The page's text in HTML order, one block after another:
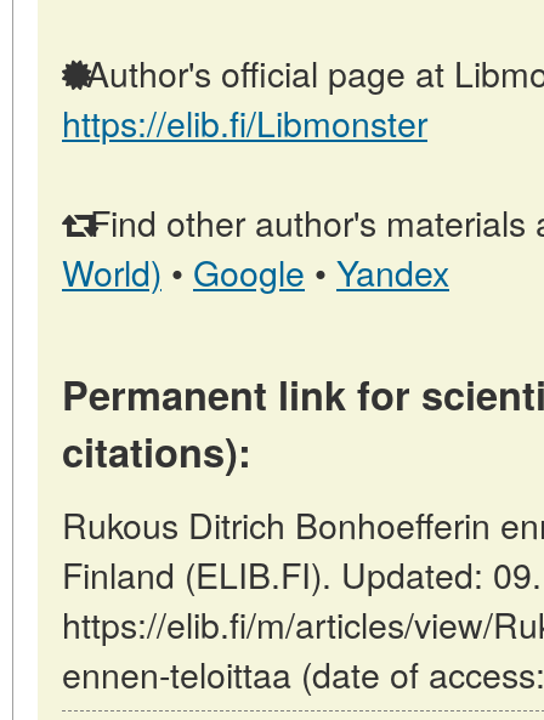
Author's official page at
https://elib.fi/Libmonster
Find other author's materials
World) • Google • Yandex
Permanent link for
citations):
Rukous Ditrich Bonhoefferin
Finland (ELIB.FI). Updated:
https://elib.fi/m/articles/view/
ennen-teloittaa (date of